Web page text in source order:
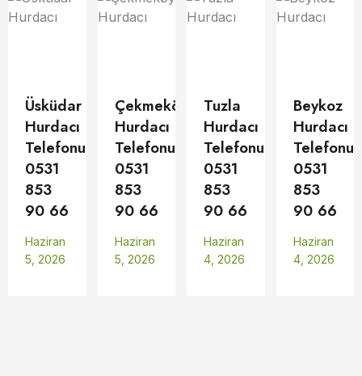
Üsküdar
Hurdacı
Telefonu
0531
853
90 66
Haziran
5, 2026
Çekmeköy
Hurdacı
Telefonu
0531
853
90 66
Haziran
5, 2026
Tuzla
Hurdacı
Telefonu
0531
853
90 66
Haziran
4, 2026
Beykoz
Hurdacı
Telefonu
0531
853
90 66
Haziran
4, 2026